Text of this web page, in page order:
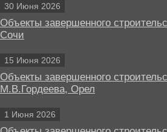
30 Июня 2026
Объекты завершенного
Сочи
15 Июня 2026
Объекты завершенного
М.В.Гордеева, Орел
1 Июня 2026